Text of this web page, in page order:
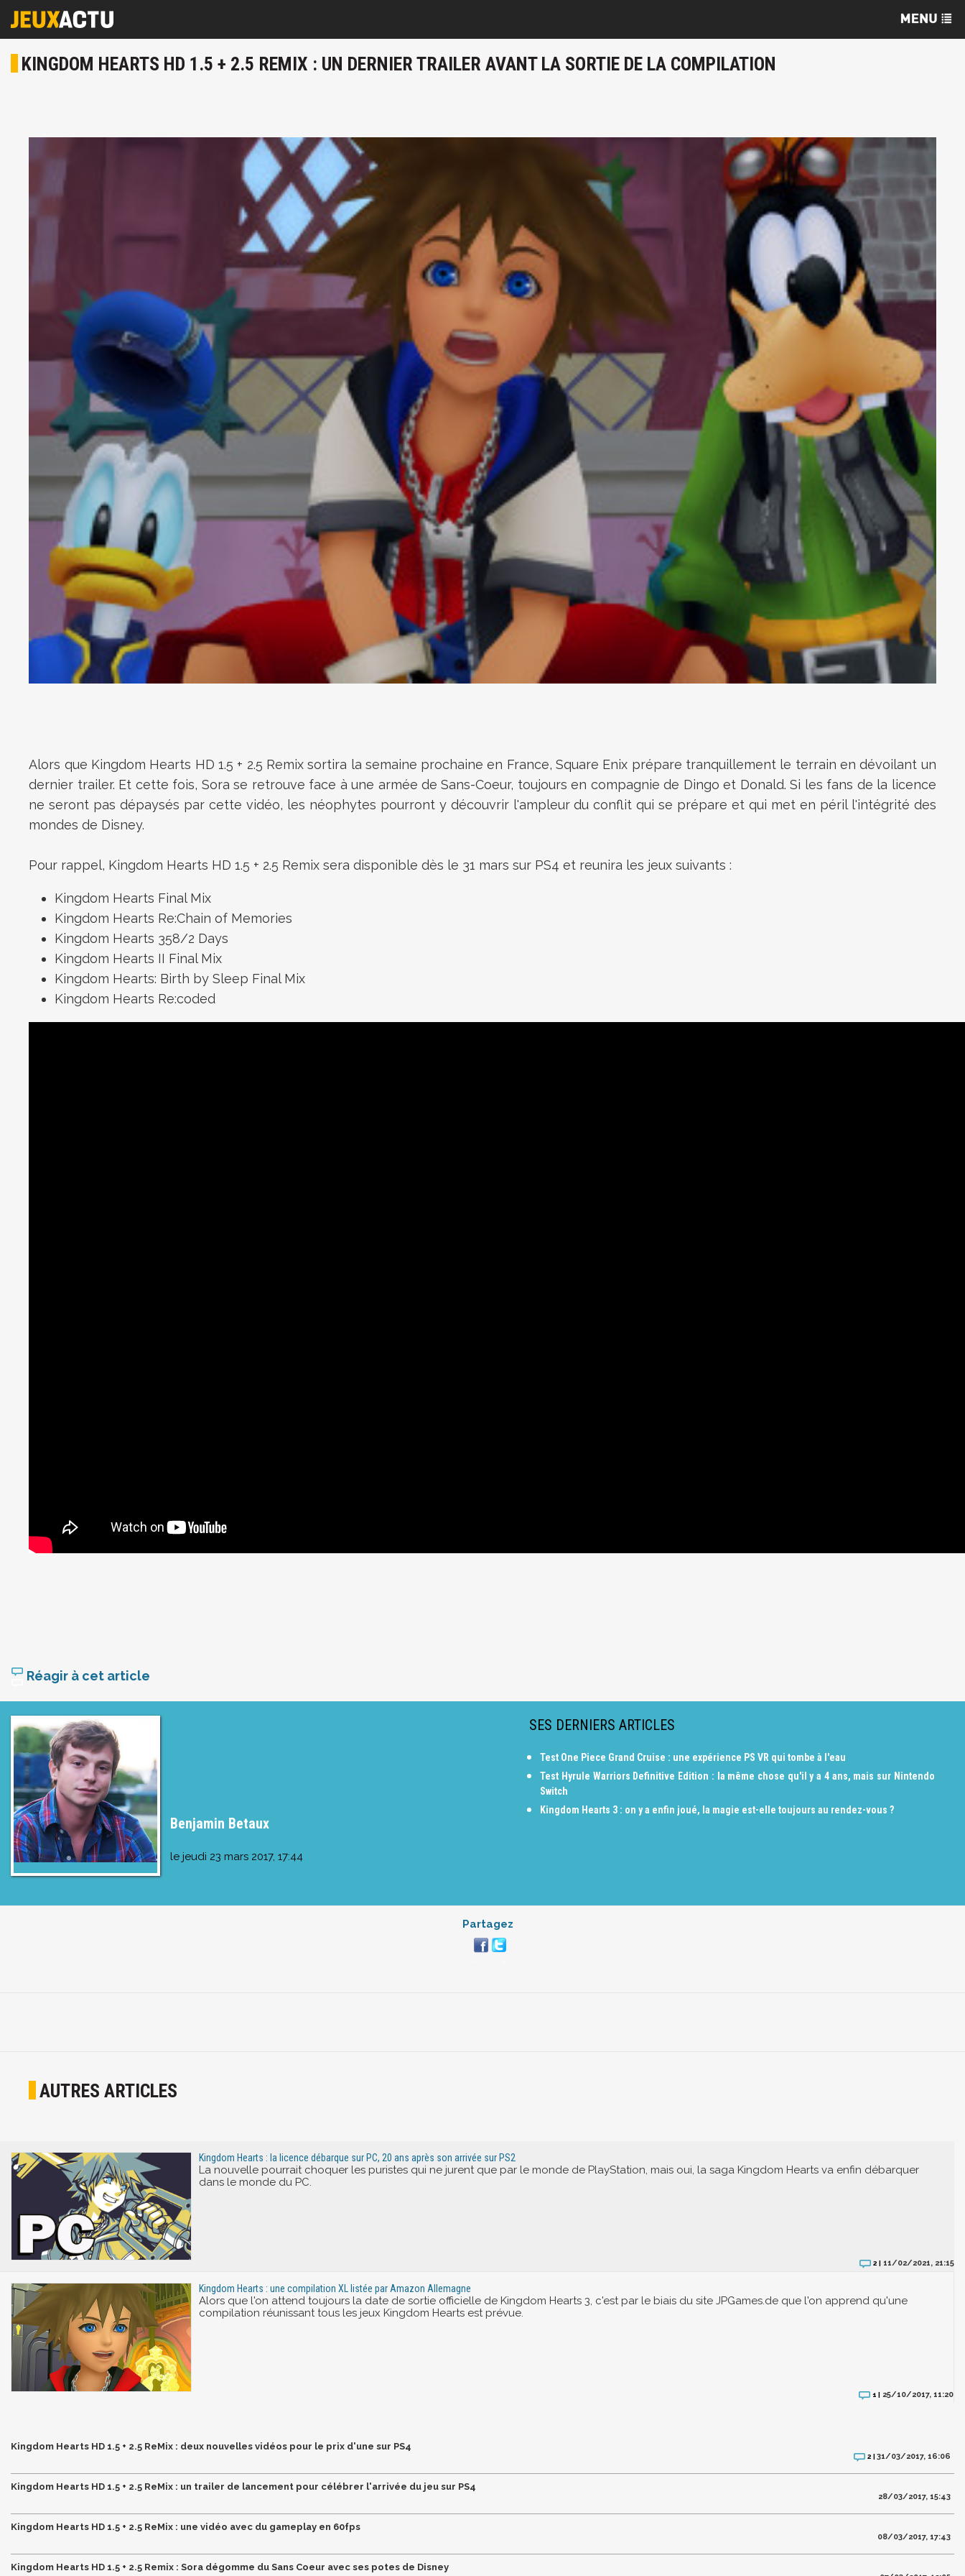
KINGDOM HEARTS HD 1.5 + 2.5 REMIX : UN DERNIER TRAILER AVANT LA SORTIE DE LA COMPILATION
Alors que Kingdom Hearts HD 1.5 + 2.5 Remix sortira la semaine prochaine en France, Square Enix prépare tranquillement le terrain en dévoilant un
dernier trailer. Et cette fois, Sora se retrouve face à une armée de Sans-Coeur, toujours en compagnie de Dingo et Donald. Si les fans de la licence
ne seront pas dépaysés par cette vidéo, les néophytes pourront y découvrir l'ampleur du conflit qui se prépare et qui met en péril l'intégrité des
mondes de Disney.
Pour rappel, Kingdom Hearts HD 1.5 + 2.5 Remix sera disponible dès le 31 mars sur PS4 et reunira les jeux suivants :
Kingdom Hearts Final Mix
Kingdom Hearts Re:Chain of Memories
Kingdom Hearts 358/2 Days
Kingdom Hearts II Final Mix
Kingdom Hearts: Birth by Sleep Final Mix
Kingdom Hearts Re:coded
Réagir à cet article
Benjamin Betaux
le jeudi 23 mars 2017, 17:44
SES DERNIERS ARTICLES
Test One Piece Grand Cruise : une expérience PS VR qui tombe à l'eau
Test Hyrule Warriors Definitive Edition : la même chose qu'il y a 4 ans, mais sur Nintendo
Switch
Kingdom Hearts 3 : on y a enfin joué, la magie est-elle toujours au rendez-vous ?
Partagez
AUTRES ARTICLES
Kingdom Hearts : la licence débarque sur PC, 20 ans après son arrivée sur PS2
La nouvelle pourrait choquer les puristes qui ne jurent que par le monde de PlayStation, mais oui, la saga Kingdom Hearts va enfin débarquer
dans le monde du PC.
2 | 11/02/2021, 21:15
Kingdom Hearts : une compilation XL listée par Amazon Allemagne
Alors que l'on attend toujours la date de sortie officielle de Kingdom Hearts 3, c'est par le biais du site JPGames.de que l'on apprend qu'une
compilation réunissant tous les jeux Kingdom Hearts est prévue.
1 | 25/10/2017, 11:20
Kingdom Hearts HD 1.5 + 2.5 ReMix : deux nouvelles vidéos pour le prix d'une sur PS4
2 |31/03/2017, 16:06
Kingdom Hearts HD 1.5 + 2.5 ReMix : un trailer de lancement pour célébrer l'arrivée du jeu sur PS4
28/03/2017, 15:43
Kingdom Hearts HD 1.5 + 2.5 ReMix : une vidéo avec du gameplay en 60fps
08/03/2017, 17:43
Kingdom Hearts HD 1.5 + 2.5 Remix : Sora dégomme du Sans Coeur avec ses potes de Disney